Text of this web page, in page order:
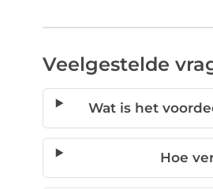
Veelgestelde
Wat is het
Hoe